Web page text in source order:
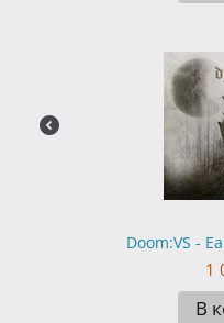
Doom:VS -
1
В